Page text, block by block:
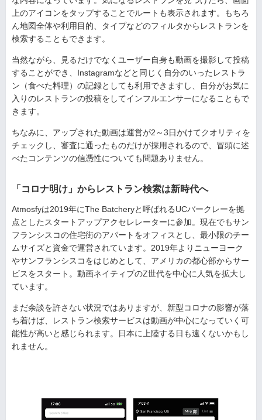
上のアイコンをタップすることでルートも表示されます。もちろ
ん地図全体や利用目的、タイプなどのフィルタからレストランを
検索することもできます。
当然ながら、見るだけでなくユーザー自身も動画を撮影して投稿
することができ、Instagramなどと同じく自分のいったレストラ
ン（食べた料理）の記録としても利用できますし、自分がお気に
入りのレストランの投稿をしてインフルエンサーになることもで
きます。
ちなみに、アップされた動画は運営が2～3日かけてクオリティを
チェックし、審査に通ったものだけが採用されるので、冒頭に述
べたコンテンツの信憑性についても問題ありません。
「コロナ明け」からレストラン検索は新時代へ
Atmosfyは2019年にThe Batcheryと呼ばれるUCバークレーを拠
点としたスタートアップアクセレレーターに参加。現在でもサン
フランシスコの住宅街のアパートをオフィスとし、最小限のチー
ムサイズと資金で運営されています。2019年よりニューヨーク
やサンフランシスコをはじめとして、アメリカの都心部からサー
ビスをスタート。動画ネイティブのZ世代を中心に人気を拡大し
ています。
まだ余談を許さない状況ではありますが、新型コロナの影響が落
ち着けば、レストラン検索サービスは動画が中心になっていく可
能性が高いと感じられます。日本に上陸する日も遠くないかもし
れません。